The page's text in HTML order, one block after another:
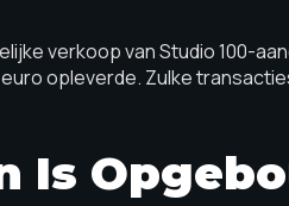
verkoop van Studio 100-
opleverde. Zulke
Is